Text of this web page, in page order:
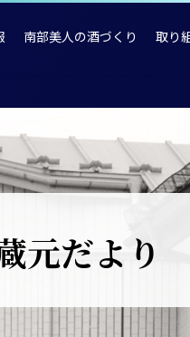
南部美人の酒づくり 取り
元だより